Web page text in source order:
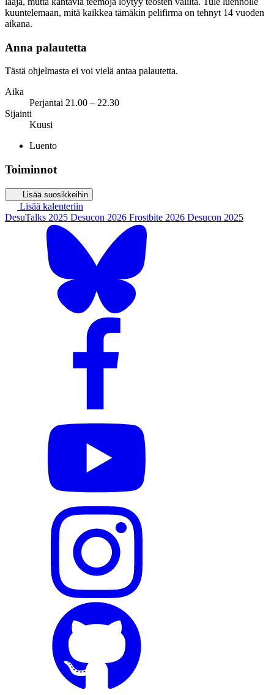
kuuntelemaan, mitä kaikkea tämäkin pelifirma on tehnyt 14 vuoden
aikana.
Anna palautetta
Tästä ohjelmasta ei voi vielä antaa palautetta.
Aika
Perjantai 21.00 – 22.30
Sijainti
Kuusi
Luento
Toiminnot
Lisää suosikkeihin
Lisää kalenteriin
DesuTalks 2025 Desucon 2026 Frostbite 2026 Desucon 2025